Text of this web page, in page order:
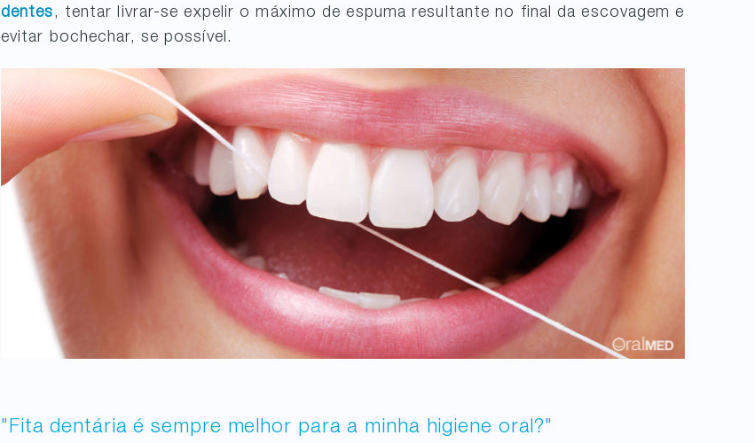
dentes, tentar livrar-se expelir o máximo de espuma resultante no final da escovagem e
evitar bochechar, se possível.
"Fita dentária é sempre melhor para a minha higiene oral?"